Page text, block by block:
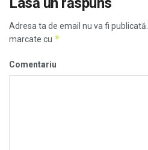
Adresa ta de email nu va fi publicată.
marcate cu *
Comentariu